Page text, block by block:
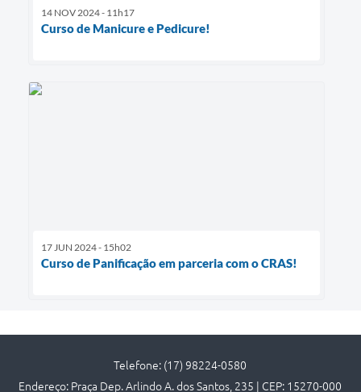
14 NOV 2024 - 11h17
Curso de Manicure e Pedicure!
17 JUN 2024 - 15h02
Curso de Panificação em parceria com o CRAS!
Telefone: (17) 98224-0580
Endereço: Praça Dep. Arlindo A. dos Santos, 235 | CEP: 15270-000